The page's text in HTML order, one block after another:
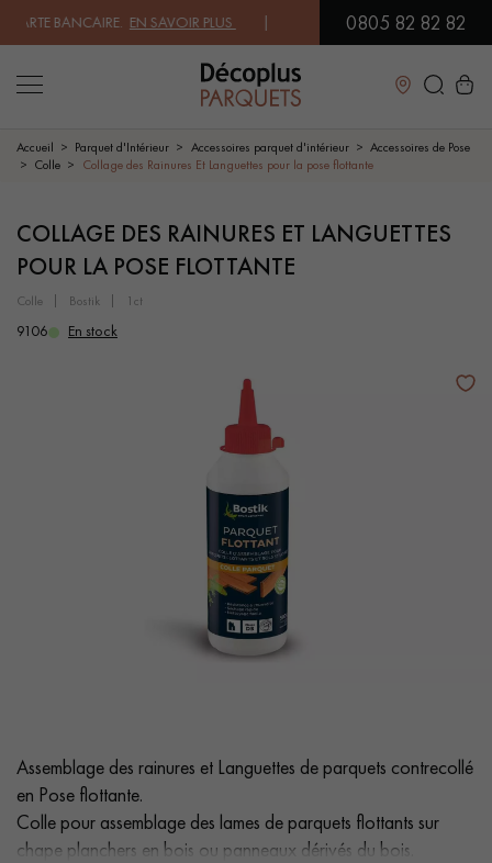
BANCAIRE.EN SAVOIR PLUS| PROFITEZ DE NOS PETITS PRIX .
0805 82 82 82
Fermer
PARQUET MASSIF
PARQUET CONTRECOLLÉ -
SOL PLAQUÉ BOIS VERITABLES
0805 82 82 82
Accueil Parquet d'Intérieur Accessoires parquet d'intérieur
Accessoires de Pose
Colle
Collage des Rainures Et Languettes pour la pose flottante
COLLAGE DES RAINURES ET LANGUETTES
POUR LA POSE FLOTTANTE
colle bostik 1ct
9106 En stock
Assemblage des rainures et Languettes de parquets contrecollé
en Pose flottante.
Colle pour assemblage des lames de parquets flottants sur
chape planchers en bois ou panneaux dérivés du bois.